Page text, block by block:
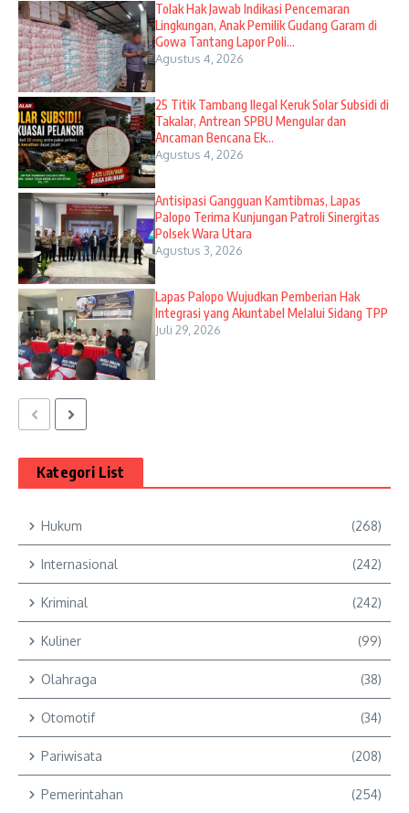
Tolak Hak Jawab Indikasi Pencemaran
Lingkungan, Anak Pemilik Gudang Garam di
Gowa Tantang Lapor Poli...
Agustus 4, 2026
25 Titik Tambang Ilegal Keruk Solar Subsidi di
Takalar, Antrean SPBU Mengular dan
Ancaman Bencana Ek...
Agustus 4, 2026
Antisipasi Gangguan Kamtibmas, Lapas
Palopo Terima Kunjungan Patroli Sinergitas
Polsek Wara Utara
Agustus 3, 2026
Lapas Palopo Wujudkan Pemberian Hak
Integrasi yang Akuntabel Melalui Sidang TPP
Juli 29, 2026
Kategori List
Hukum (268)
Internasional (242)
Kriminal (242)
Kuliner (99)
Olahraga (38)
Otomotif (34)
Pariwisata (208)
Pemerintahan (254)